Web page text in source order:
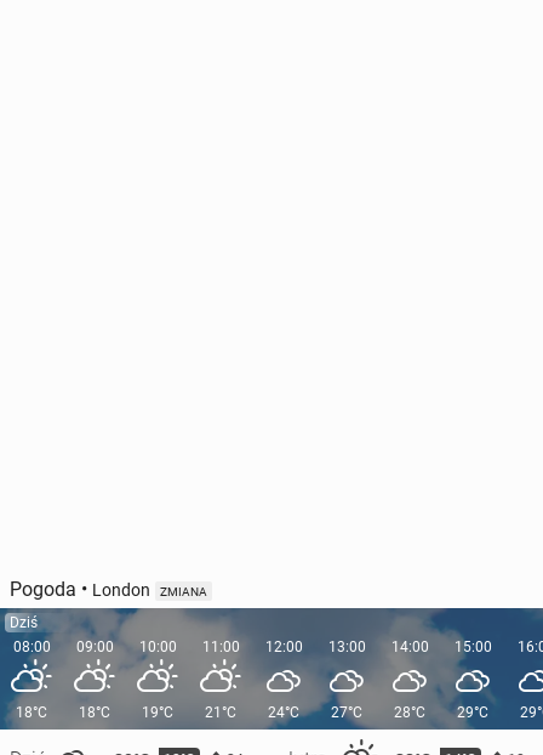
Pogoda • London ZMIANA
Dziś
08:00
18°C
09:00
18°C
10:00
19°C
11:00
21°C
12:00
24°C
13:00
27°C
14:00
28°C
15:00
29°C